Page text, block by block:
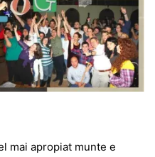
mai apropiat munte e